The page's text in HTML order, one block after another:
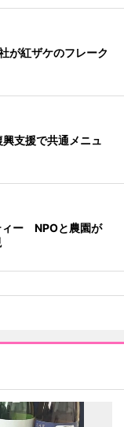
が紅ザケのフレーク
支援で共通メニュ
ィー NPOと農園が